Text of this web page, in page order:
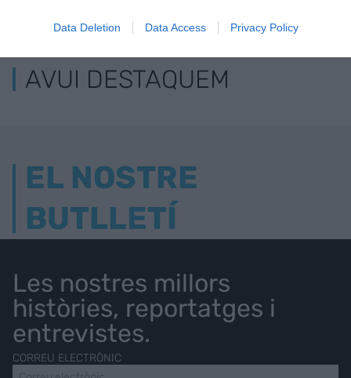
Data Deletion Data Access Privacy Policy
ELS MÉS LLEGITS
AVUI DESTAQUEM
EL NOSTRE
BUTLLETÍ
Les nostres millors
històries, reportatges i
entrevistes.
CORREU ELECTRÒNIC